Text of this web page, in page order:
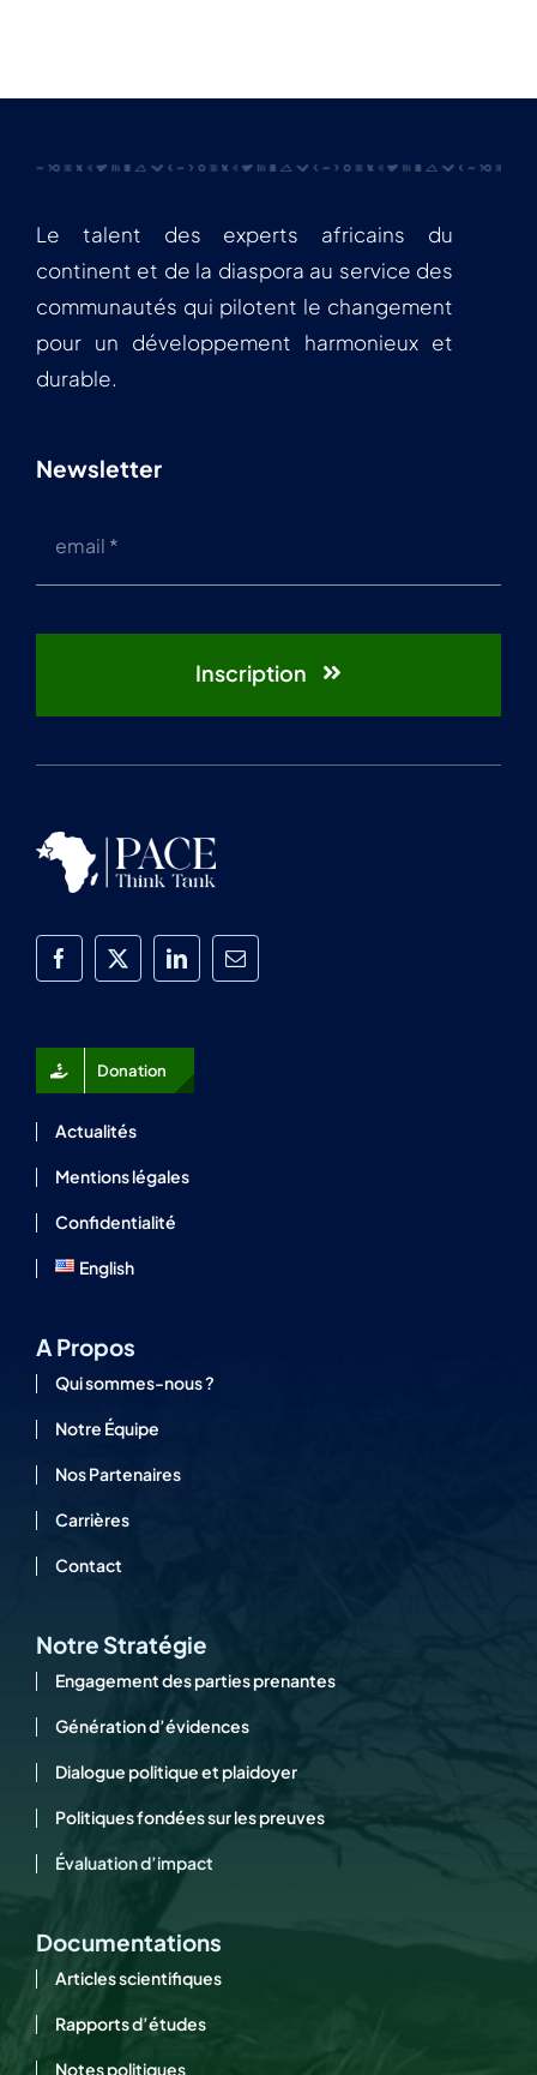
Le talent des experts africains du
continent et de la diaspora au service des
communautés qui pilotent le changement
pour un développement harmonieux et
durable.
Newsletter
Inscription
Donation
Actualités
Mentions légales
Confidentialité
English
A Propos
Qui sommes-nous ?
Notre Équipe
Nos Partenaires
Carrières
Contact
Notre Stratégie
Engagement des parties prenantes
Génération d’évidences
Dialogue politique et plaidoyer
Politiques fondées sur les preuves
Évaluation d’impact
Documentations
Articles scientifiques
Rapports d’études
Notes politiques